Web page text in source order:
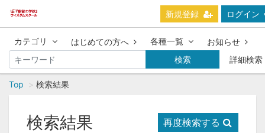
新規登録 ログイン
カテゴリ はじめての方へ 各種一覧
お知らせ
検索
詳細検索
Top 検索結果
検索結果 再度検索する